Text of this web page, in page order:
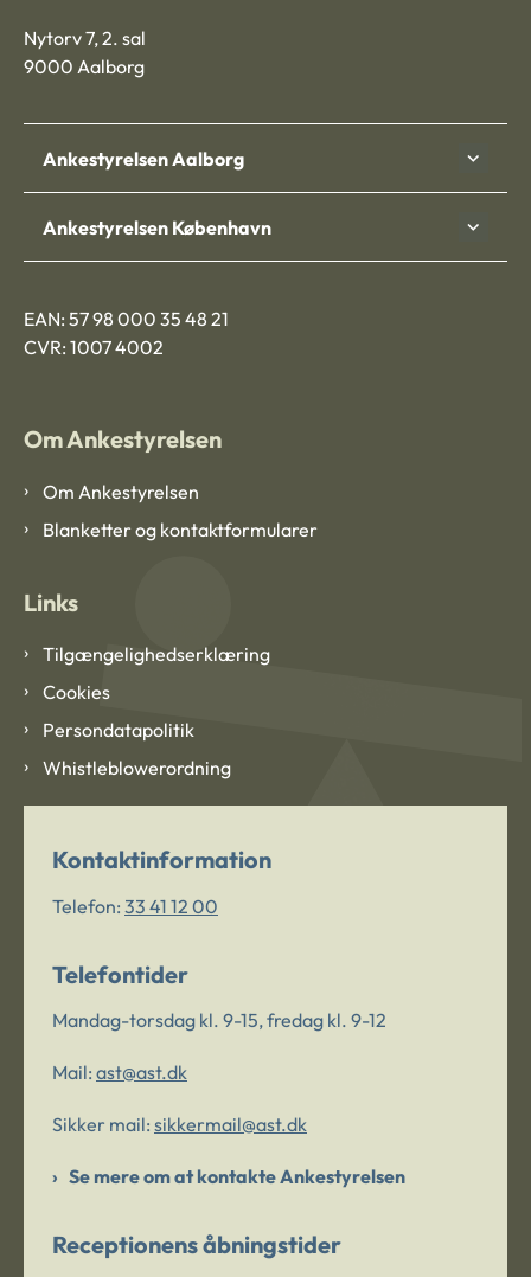
Nytorv 7, 2. sal
9000 Aalborg
Ankestyrelsen Aalborg
Ankestyrelsen København
EAN: 57 98 000 35 48 21
CVR: 1007 4002
Om Ankestyrelsen
Om Ankestyrelsen
Blanketter og kontaktformularer
Links
Tilgængelighedserklæring
Cookies
Persondatapolitik
Whistleblowerordning
Kontaktinformation
Telefon: 33 41 12 00
Telefontider
Mandag-torsdag kl. 9-15, fredag kl. 9-12
Mail: ast@ast.dk
Sikker mail: sikkermail@ast.dk
Se mere om at kontakte Ankestyrelsen
Receptionens åbningstider